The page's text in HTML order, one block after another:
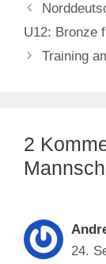
U12: Bronze
Training
2
24.